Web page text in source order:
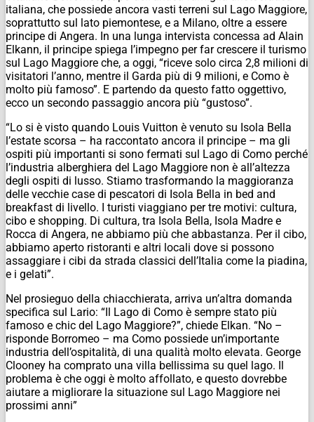
italiana, che possiede ancora vasti terreni sul Lago Maggiore,
soprattutto sul lato piemontese, e a Milano, oltre a essere
principe di Angera. In una lunga intervista concessa ad Alain
Elkann, il principe spiega l’impegno per far crescere il turismo
sul Lago Maggiore che, a oggi, “riceve solo circa 2,8 milioni di
visitatori l’anno, mentre il Garda più di 9 milioni, e Como è
molto più famoso”. E partendo da questo fatto oggettivo,
ecco un secondo passaggio ancora più “gustoso”.
“Lo si è visto quando Louis Vuitton è venuto su Isola Bella
l’estate scorsa – ha raccontato ancora il principe – ma gli
ospiti più importanti si sono fermati sul Lago di Como perché
l’industria alberghiera del Lago Maggiore non è all’altezza
degli ospiti di lusso. Stiamo trasformando la maggioranza
delle vecchie case di pescatori di Isola Bella in bed and
breakfast di livello. I turisti viaggiano per tre motivi: cultura,
cibo e shopping. Di cultura, tra Isola Bella, Isola Madre e
Rocca di Angera, ne abbiamo più che abbastanza. Per il cibo,
abbiamo aperto ristoranti e altri locali dove si possono
assaggiare i cibi da strada classici dell’Italia come la piadina,
e i gelati”.
Nel prosieguo della chiacchierata, arriva un’altra domanda
specifica sul Lario: “Il Lago di Como è sempre stato più
famoso e chic del Lago Maggiore?”, chiede Elkan. “No –
risponde Borromeo – ma Como possiede un’importante
industria dell’ospitalità, di una qualità molto elevata. George
Clooney ha comprato una villa bellissima su quel lago. Il
problema è che oggi è molto affollato, e questo dovrebbe
aiutare a migliorare la situazione sul Lago Maggiore nei
prossimi anni”